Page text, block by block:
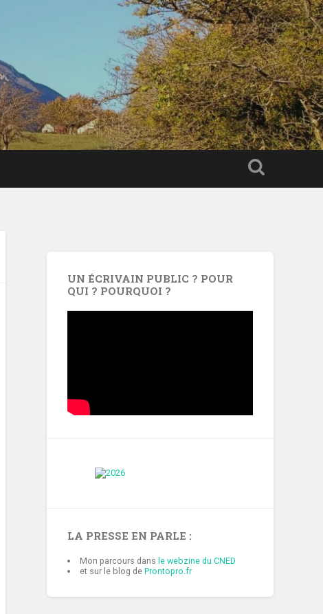
UN ÉCRIVAIN PUBLIC ? POUR
QUI ? POURQUOI ?
LA PRESSE EN PARLE :
Mon parcours dans le webzine du CNED
et sur le blog de Prontopro.fr